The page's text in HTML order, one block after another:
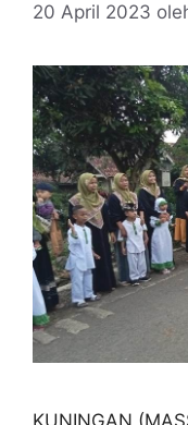
20 April 2023
KUNINGAN